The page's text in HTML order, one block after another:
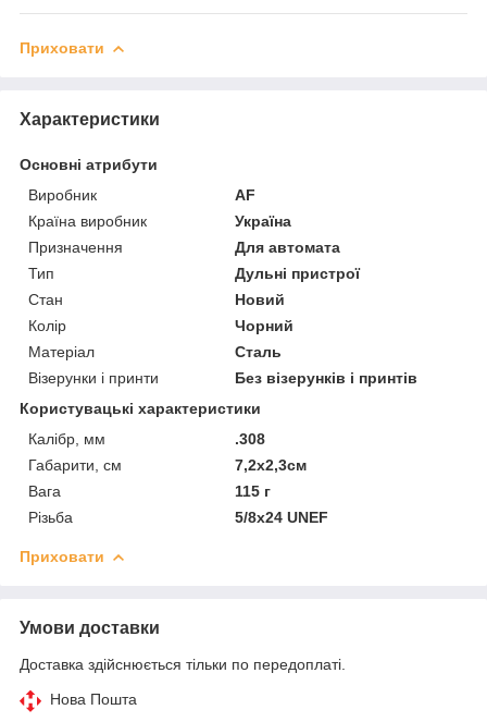
Приховати
Характеристики
Основні атрибути
Виробник
AF
Країна виробник
Україна
Призначення
Для автомата
Тип
Дульні пристрої
Стан
Новий
Колір
Чорний
Матеріал
Сталь
Візерунки і принти
Без візерунків і принтів
Користувацькі характеристики
Калібр, мм
.308
Габарити, см
7,2х2,3см
Вага
115 г
Різьба
5/8x24 UNEF
Приховати
Умови доставки
Доставка здійснюється тільки по передоплаті.
Нова Пошта